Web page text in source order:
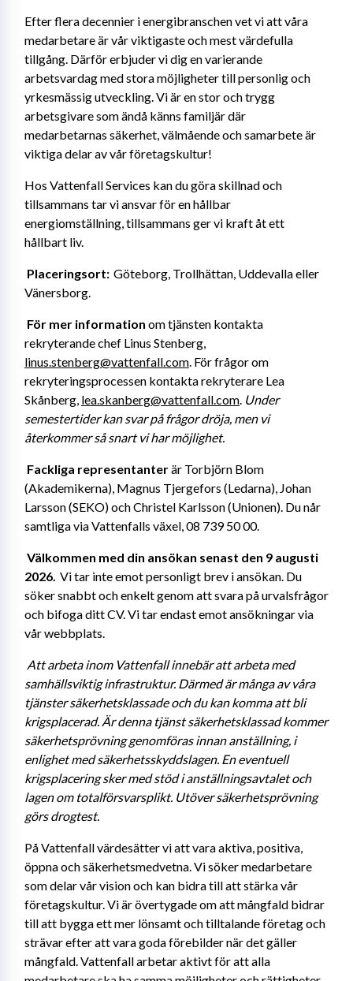
Efter flera decennier i energibranschen vet vi att våra
medarbetare är vår viktigaste och mest värdefulla
tillgång. Därför erbjuder vi dig en varierande
arbetsvardag med stora möjligheter till personlig och
yrkesmässig utveckling. Vi är en stor och trygg
arbetsgivare som ändå känns familjär där
medarbetarnas säkerhet, välmående och samarbete är
viktiga delar av vår företagskultur!
Hos Vattenfall Services kan du göra skillnad och
tillsammans tar vi ansvar för en hållbar
energiomställning, tillsammans ger vi kraft åt ett
hållbart liv.
Placeringsort: Göteborg, Trollhättan, Uddevalla eller
Vänersborg.
För mer information om tjänsten kontakta
linus.stenberg@vattenfall.com. För frågor om
rekryteringsprocessen kontakta rekryterare Lea
Skånberg, lea.skanberg@vattenfall.com. Under
semestertider kan svar på frågor dröja, men vi
återkommer så snart vi har möjlighet.
Fackliga representanter är Torbjörn Blom
(Akademikerna), Magnus Tjergefors (Ledarna), Johan
Larsson (SEKO) och Christel Karlsson (Unionen). Du når
samtliga via Vattenfalls växel, 08 739 50 00.
Välkommen med din ansökan senast den 9 augusti
2026. Vi tar inte emot personligt brev i ansökan. Du
söker snabbt och enkelt genom att svara på urvalsfrågor
och bifoga ditt CV.Vi tar endast emot ansökningar via
vår webbplats.
Att arbeta inom Vattenfall innebär att arbeta med
samhällsviktig infrastruktur. Därmed är många av våra
tjänster säkerhetsklassade och du kan komma att bli
krigsplacerad. Är denna tjänst säkerhetsklassad kommer
säkerhetsprövning genomföras innan anställning, i
enlighet med säkerhetsskyddslagen. En eventuell
krigsplacering sker med stöd i anställningsavtalet och
lagen om totalförsvarsplikt. Utöver säkerhetsprövning
görs drogtest.
På Vattenfall värdesätter vi att vara aktiva, positiva,
öppna och säkerhetsmedvetna. Vi söker medarbetare
som delar vår vision och kan bidra till att stärka vår
företagskultur. Vi är övertygade om att mångfald bidrar
till att bygga ett mer lönsamt och tilltalande företag och
strävar efter att vara goda förebilder när det gäller
mångfald. Vattenfall arbetar aktivt för att alla